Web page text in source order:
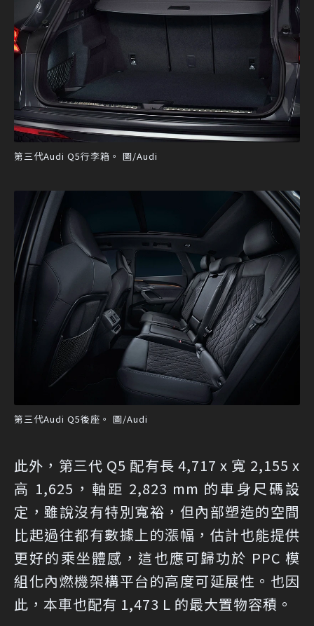
第三代Audi Q5行李箱。 圖/Audi
第三代Audi Q5後座。 圖/Audi
此外，第三代 Q5 配有長 4,717 x 寬 2,155 x
高 1,625，軸距 2,823 mm 的車身尺碼設
定，雖說沒有特別寬裕，但內部塑造的空間
比起過往都有數據上的漲幅，估計也能提供
更好的乘坐體感，這也應可歸功於 PPC 模
組化內燃機架構平台的高度可延展性。也因
此，本車也配有 1,473 L 的最大置物容積。